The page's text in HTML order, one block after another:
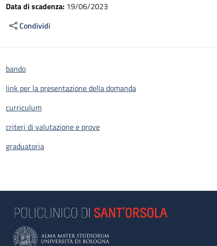
Data di scadenza: 19/06/2023
Condividi
bando
link per la presentazione della domanda
curriculum
criteri di valutazione e prove
graduatoria